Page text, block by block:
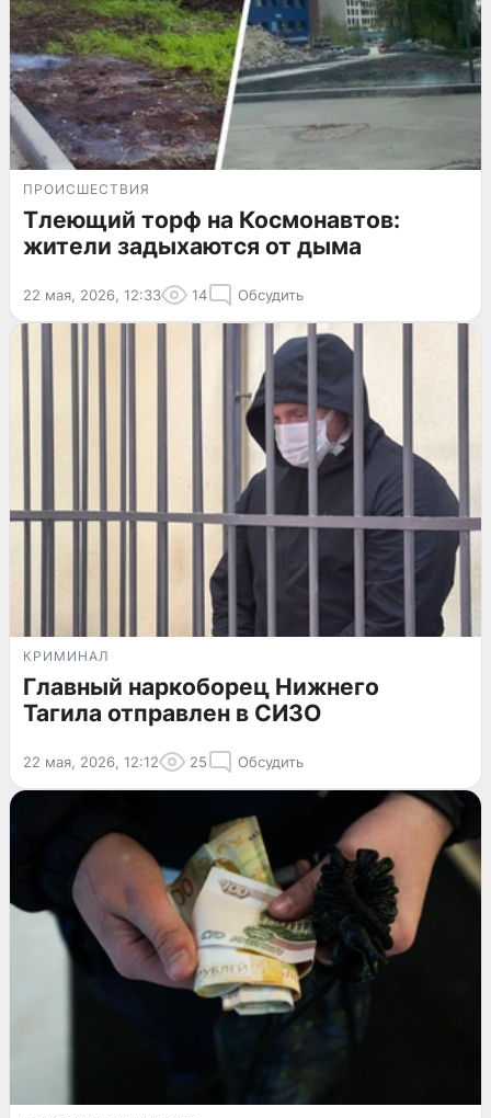
ПРОИСШЕСТВИЯ
Тлеющий торф на Космонавтов:
жители задыхаются от дыма
22 мая, 2026, 12:33 14 Обсудить
КРИМИНАЛ
Главный наркоборец Нижнего
Тагила отправлен в СИЗО
22 мая, 2026, 12:12 25 Обсудить